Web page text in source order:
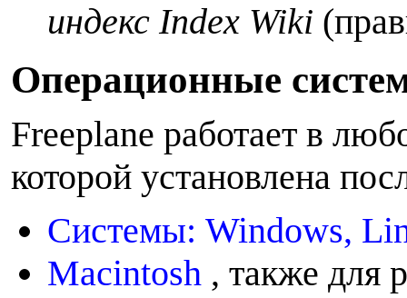
индекс Index Wiki
Операционные
Freeplane работает в
которой установлена
Системы: Windows,
Macintosh , также для